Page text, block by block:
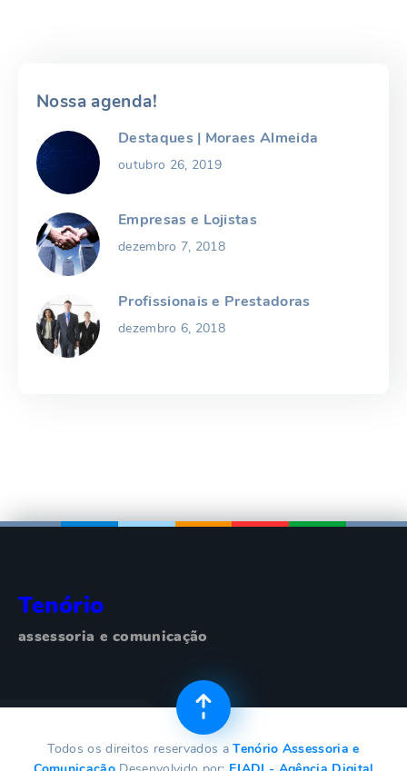
Nossa agenda!
Destaques | Moraes Almeida
outubro 26, 2019
Empresas e Lojistas
dezembro 7, 2018
Profissionais e Prestadoras
dezembro 6, 2018
Tenório
assessoria e comunicação
Todos os direitos reservados aTenório Assessoria e